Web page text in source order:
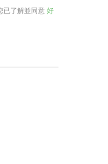
已了解並同意 好